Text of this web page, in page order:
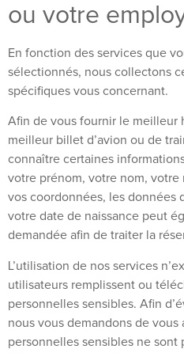
ou votre
En fonction des services que
sélectionnés, nous collectons
spécifiques vous concernant.
Afin de vous fournir le meilleur
meilleur billet d’avion ou de
connaître certaines
votre prénom, votre nom, votre
vos coordonnées, les données
votre date de naissance peut
demandée afin de traiter la
L’utilisation de nos services
utilisateurs remplissent ou
personnelles sensibles. Afin
nous vous demandons de vous
personnelles sensibles ne sont